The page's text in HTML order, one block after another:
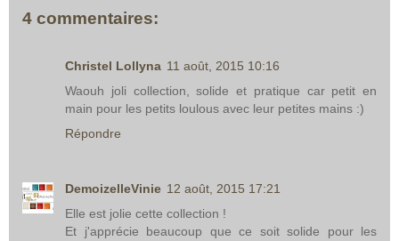
4 commentaires:
Christel Lollyna 11 août, 2015 10:16
Waouh joli collection, solide et pratique car petit en
main pour les petits loulous avec leur petites mains :)
Répondre
DemoizelleVinie 12 août, 2015 17:21
Elle est jolie cette collection !
Et j'apprécie beaucoup que ce soit solide pour les